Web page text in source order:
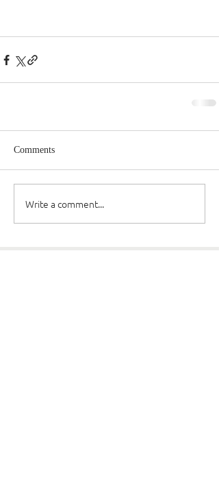
Comments
Write a comment...